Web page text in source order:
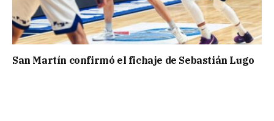
San Martín confirmó el fichaje de Sebastián Lugo